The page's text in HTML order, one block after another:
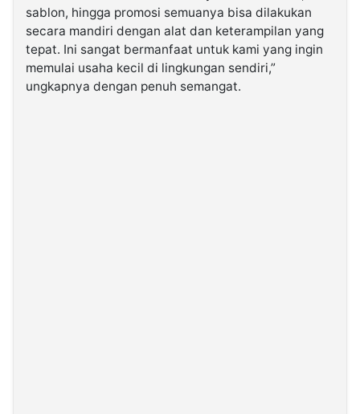
sablon, hingga promosi semuanya bisa dilakukan
secara mandiri dengan alat dan keterampilan yang
tepat. Ini sangat bermanfaat untuk kami yang ingin
memulai usaha kecil di lingkungan sendiri,”
ungkapnya dengan penuh semangat.